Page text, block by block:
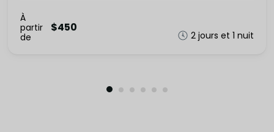
À
partir
de
$450
2 jours et 1 nuit